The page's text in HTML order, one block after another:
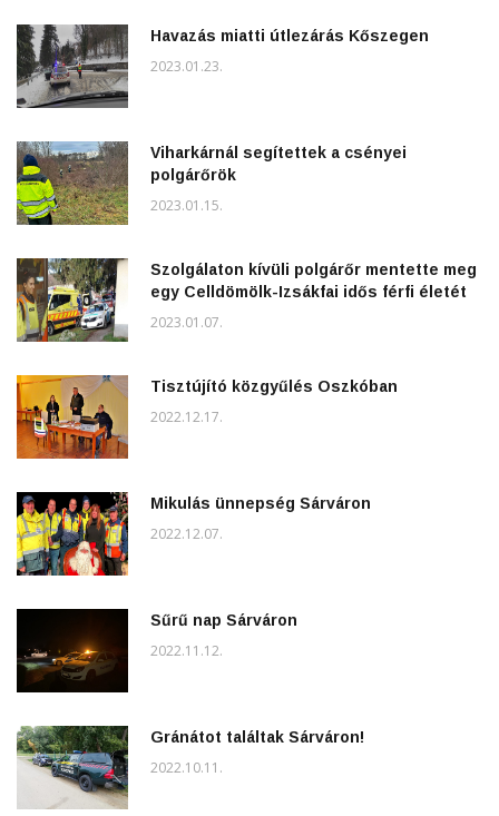
Havazás miatti útlezárás Kőszegen
2023.01.23.
Viharkárnál segítettek a csényei
polgárőrök
2023.01.15.
Szolgálaton kívüli polgárőr mentette meg
egy Celldömölk-Izsákfai idős férfi életét
2023.01.07.
Tisztújító közgyűlés Oszkóban
2022.12.17.
Mikulás ünnepség Sárváron
2022.12.07.
Sűrű nap Sárváron
2022.11.12.
Gránátot találtak Sárváron!
2022.10.11.